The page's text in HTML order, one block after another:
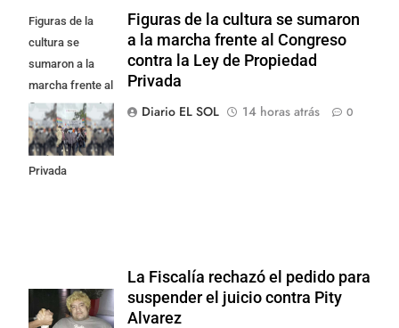
Figuras de la
cultura se
sumaron a la
marcha frente al
Congreso contra
la Ley de
Propiedad
Privada
Figuras de la cultura se sumaron
a la marcha frente al Congreso
contra la Ley de Propiedad
Privada
Diario EL SOL
14 horas atrás 0
La Fiscalía rechazó el pedido para
suspender el juicio contra Pity
Alvarez